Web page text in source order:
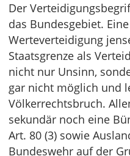
Der
das Bundesgebiet.
Werteverteidigung
Staatsgrenze als
nicht nur Unsinn,
gar nicht möglich und
Völkerrechtsbruch.
sekundär noch eine
Art. 80 (3) sowie
Bundeswehr auf der